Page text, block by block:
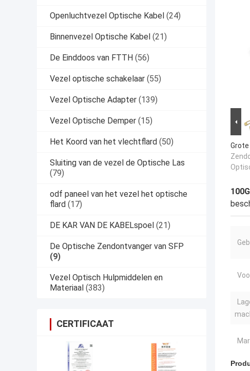
Openluchtvezel Optische Kabel (24)
Binnenvezel Optische Kabel (21)
De Einddoos van FTTH (56)
Vezel optische schakelaar (55)
Vezel Optische Adapter (139)
Vezel Optische Demper (15)
Het Koord van het vlechtflard (50)
Sluiting van de vezel de Optische Las
(79)
odf paneel van het vezel het optische
flard (17)
DE KAR VAN DE KABELspoel (21)
De Optische Zendontvanger van SFP
(9)
Vezel Optisch Hulpmiddelen en
Materiaal (383)
CERTIFICAAT